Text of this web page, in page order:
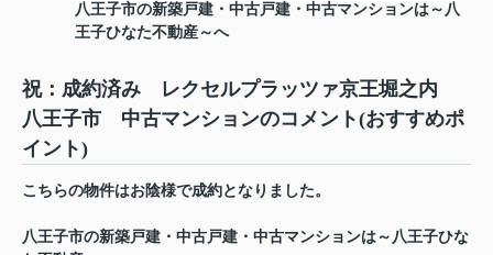
八王子市の新築戸建・中古戸建・中古マンションは～八
王子ひなた不動産～へ
祝：成約済み レクセルプラッツァ京王堀之内
八王子市 中古マンションのコメント(おすすめポ
イント)
こちらの物件はお陰様で成約となりました。
八王子市の新築戸建・中古戸建・中古マンションは～八王子ひな